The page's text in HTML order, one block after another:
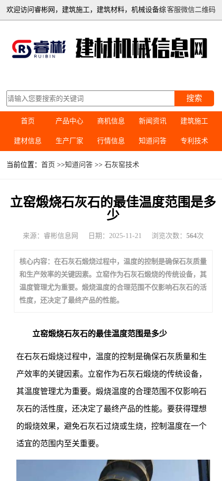
客服微信二维码
欢迎访问睿彬网，建筑施工，建筑材料，机械设备综
搜索
首页 产品中心 商机信息 新闻资讯 建筑施工
建材信息 生产厂家 行情信息 知道问答 专利技术
当前位置：首页 >>知道问答 >>石灰窑技术
立窑煅烧石灰石的最佳温度范围是多
少
来源：睿彬信息网 日期：2025-11-21 浏览次数： 564次
核心内容：在石灰石煅烧过程中，温度的控制是确保石灰质量
和生产效率的关键因素。立窑作为石灰石煅烧的传统设备，其
温度管理尤为重要。煅烧温度的合理范围不仅影响石灰石的活
性度，还决定了最终产品的性能。
立窑煅烧石灰石的最佳温度范围是多少
在石灰石煅烧过程中，温度的控制是确保石灰质量和生
产效率的关键因素。立窑作为石灰石煅烧的传统设备，
其温度管理尤为重要。煅烧温度的合理范围不仅影响石
灰石的活性度，还决定了最终产品的性能。要获得理想
的煅烧效果，避免石灰石过烧或生烧，控制温度在一个
适宜的范围内至关重要。